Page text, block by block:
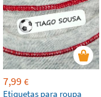
7,99 €
Etiquetas para roupa